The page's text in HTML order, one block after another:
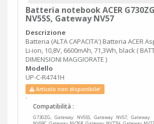
Batteria notebook ACER
NV55S, Gateway NV57
Descrizione
Batteria (ALTA CAPACITA') Batteria ACER
Li-ion, 10,8V, 6600mAh, 71,3Wh, black (
DIMENSIONI MAGGIORATE )
Modello
UP-C-R4741H
Articolo non disponibile!
.
Compatibilità :
G730ZG, Gateway NV55S, Gateway NV57, Gateway